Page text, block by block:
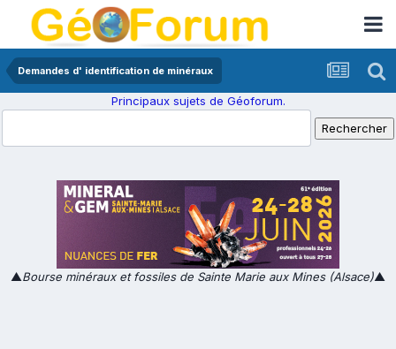
Demandes d' identification de minéraux
Principaux sujets de Géoforum.
▲Bourse minéraux et fossiles de Sainte Marie aux Mines (Alsace)▲